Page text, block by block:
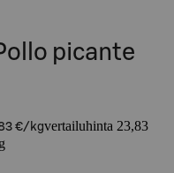
picante
€/kgvertailuhinta 23,83